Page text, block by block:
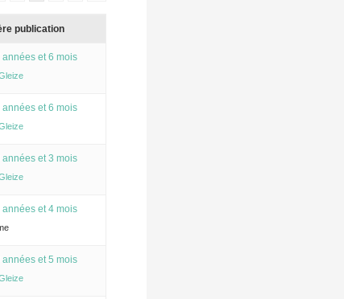
publication
années et 6 mois
années et 6 mois
années et 3 mois
années et 4 mois
années et 5 mois